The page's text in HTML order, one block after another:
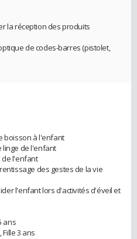
la réception des produits
de codes-barres (pistolet,
boisson à l'enfant
linge de l'enfant
de l'enfant
des gestes de la vie
l'enfant lors d'activités d'éveil et
ans
Fille 3 ans